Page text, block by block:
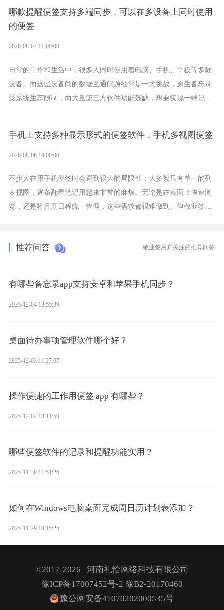
哪款提醒便签支持多端同步，可以在多设备上同时使用
的便签
2026-08-07 11:00:00
日常的工作和生活中，很多人同时使用着电脑、手机、平板等多款
设备。而这些设备间的数据互通问题经常是一大挑战，原生备忘录
受系统生态限制，而大量第三方软件功能残缺，想要实现一端记
手机上支持多种显示形式的便签软件，手机多视图便签
2026-08-06 14:00:00
不少人在用手机便签时会遇到很大的局限性：大多数只有单一的列
表视图，逐条翻看笔记用起来非常的麻烦。无论是在桌面上快速浏
览，还是将月度日程统一管理，这些需求都很难做到。但敬业签作
推荐问答 敬业签用户关注的推荐问答
有哪些备忘录app支持安卓和苹果手机同步？
2025-12-04 13:55:39
桌面待办事项管理软件哪个好？
2025-12-03 11:27:07
操作便捷的工作用便签 app 有哪些？
2025-12-02 13:11:50
哪些便签软件的记录和提醒功能实用？
2025-11-30 11:51:26
如何在Windows电脑桌面完成周日历计划表添加？
2025-11-29 10:15:25
©2017-2026 河南礼恰网络科技有限公司
豫ICP备17007452号-2 豫B2-20170460
豫公网安备41070202000535号